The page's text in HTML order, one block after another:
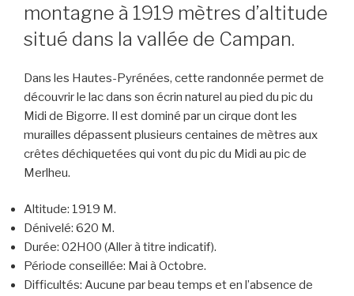
montagne à 1919 mètres d’altitude
situé dans la vallée de Campan.
Dans les Hautes-Pyrénées, cette randonnée permet de
découvrir le lac dans son écrin naturel au pied du pic du
Midi de Bigorre. Il est dominé par un cirque dont les
murailles dépassent plusieurs centaines de mètres aux
crêtes déchiquetées qui vont du pic du Midi au pic de
Merlheu.
Altitude: 1919 M.
Dénivelé: 620 M.
Durée: 02H00 (Aller à titre indicatif).
Période conseillée: Mai à Octobre.
Difficultés: Aucune par beau temps et en l’absence de